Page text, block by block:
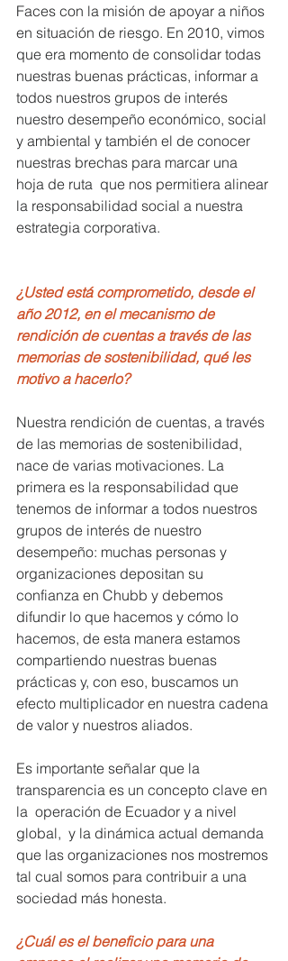
Faces con la misión de apoyar a niños
en situación de riesgo. En 2010, vimos
que era momento de consolidar todas
nuestras buenas prácticas, informar a
todos nuestros grupos de interés
nuestro desempeño económico, social
y ambiental y también el de conocer
nuestras brechas para marcar una
hoja de ruta  que nos permitiera alinear
la responsabilidad social a nuestra
estrategia corporativa.
¿Usted está comprometido, desde el
año 2012, en el mecanismo de
rendición de cuentas a través de las
memorias de sostenibilidad, qué les
motivo a hacerlo?
Nuestra rendición de cuentas, a través
de las memorias de sostenibilidad,
nace de varias motivaciones. La
primera es la responsabilidad que
tenemos de informar a todos nuestros
grupos de interés de nuestro
desempeño: muchas personas y
organizaciones depositan su
confianza en Chubb y debemos
difundir lo que hacemos y cómo lo
hacemos, de esta manera estamos
compartiendo nuestras buenas
prácticas y, con eso, buscamos un
efecto multiplicador en nuestra cadena
de valor y nuestros aliados.
Es importante señalar que la
transparencia es un concepto clave en
la  operación de Ecuador y a nivel
global,  y la dinámica actual demanda
que las organizaciones nos mostremos
tal cual somos para contribuir a una
sociedad más honesta.
¿Cuál es el beneficio para una